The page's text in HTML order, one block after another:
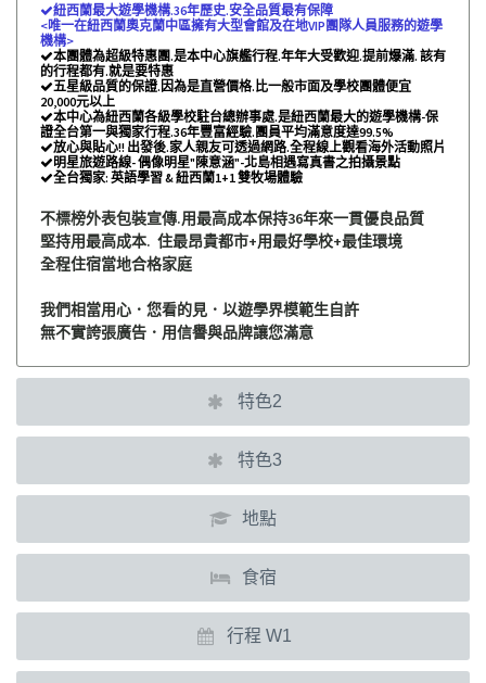
紐西蘭最大遊學機構.36年歷史.安全品質最有保障
<唯一在紐西蘭奧克蘭中區擁有大型會館及在地VIP團隊人員服務的遊學
機構>
本團體為超級特惠團.是本中心旗艦行程.年年大受歡迎.提前爆滿. 該有
的行程都有.就是要特惠
五星級品質的保證.因為是直營價格.比一般市面及學校團體便宜
20,000元以上
本中心為紐西蘭各級學校駐台總辦事處.是紐西蘭最大的遊學機構-保
證全台第一與獨家行程.36年豐富經驗.團員平均滿意度達99.5%
放心與貼心!! 出發後.家人親友可透過網路.全程線上觀看海外活動照片
 明星旅遊路線- 偶像明星"陳意涵"-北島相遇寫真書之拍攝景點
全台獨家: 英語學習 & 紐西蘭1+1 雙牧場體驗
不標榜外表包裝宣傳.用最高成本保持36年來一貫優良品質
堅持用最高成本. 住最昂貴都市+用最好學校+最佳環境
全程住宿當地合格家庭
我們相當用心．您看的見．以遊學界模範生自許
無不實誇張廣告．用信譽與品牌讓您滿意
特色2
特色3
地點
食宿
行程 W1